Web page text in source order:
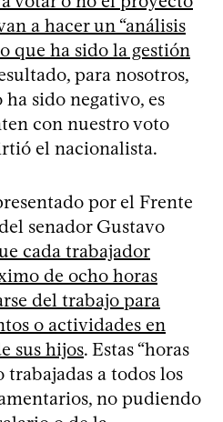
a hacer un “análisis
que ha sido la gestión
para nosotros,
ha sido negativo, es
con nuestro voto
el nacionalista.
por el Frente
senador Gustavo
cada trabajador
de ocho horas
del trabajo para
o actividades en
sus hijos. Estas “horas
a todos los
no pudiendo